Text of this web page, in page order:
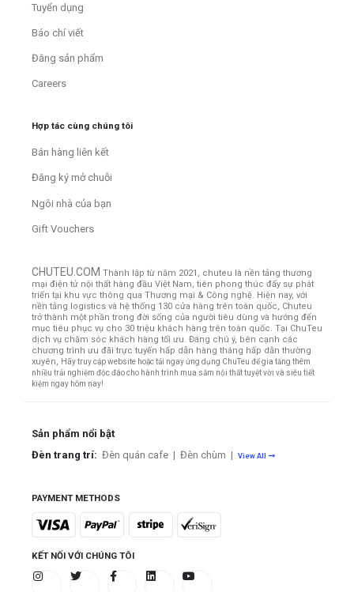
Tuyển dụng
Báo chí viết
Đăng sản phẩm
Careers
Hợp tác cùng chúng tôi
Bán hàng liên kết
Đăng ký mở chuỗi
Ngôi nhà của bạn
Gift Vouchers
CHUTEU.COM Thành lập từ năm 2021, chuteu là nền tảng thương
mại điện tử nội thất hàng đầu Việt Nam, tiên phong thúc đẩy sự phát
triển tại khu vực thông qua Thương mại & Công nghệ. Hiện nay, với
nền tảng logistics và hệ thống 130 cửa hàng trên toàn quốc, Chuteu
trở thành một phần trong đời sống của người tiêu dùng và hướng đến
mục tiêu phục vụ cho 30 triệu khách hàng trên toàn quốc. Tại ChuTeu
dịch vụ chăm sóc khách hàng tối ưu. Đáng chú ý, bên cạnh các
chương trình ưu đãi trực tuyến hấp dẫn hàng tháng hấp dẫn thường
xuyên, Hãy truy cập website hoặc tải ngay ứng dụng ChuTeu để gia tăng thêm
nhiều trải nghiệm độc đáo cho hành trình mua sắm nội thất tuyệt vời và siêu tiết
kiệm ngay hôm nay!
Sản phẩm nổi bật
Đèn trang trí: Đèn quán cafe | Đèn chùm | View All
PAYMENT METHODS
KẾT NỐI VỚI CHÚNG TÔI